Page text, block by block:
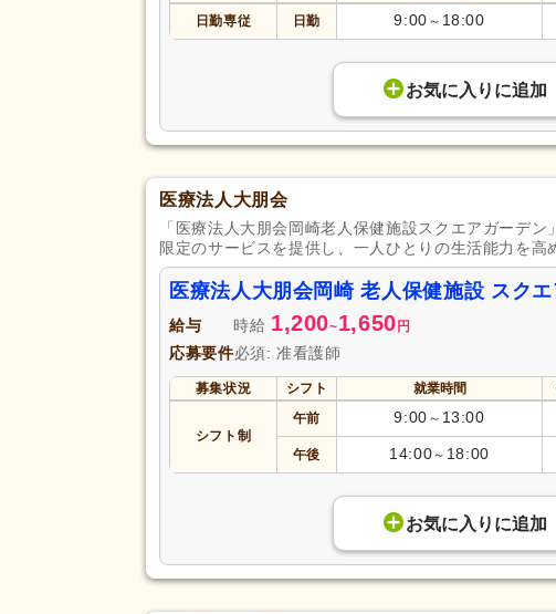
日勤専従
日勤 9:00 ～ 18:00
お気に入り に追加
医療法人大朋会
「医療法人大朋会岡崎老人保健施設スクエアガーデ
限定のサービスを提供し、一人ひとりの生活能力を
医療法人大朋会岡崎 老人保健施設 スク
給与 時給 1,200~1,650 円
応募要件必須: 准看護師
募集状況 シフト 就業時間
シフト制
午前 9:00 ～ 13:00
午後 14:00～ 18:00
お気に入り に追加